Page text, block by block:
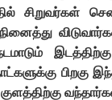
சிறுவர்கள்
பிறகு
குளத்திற்கு